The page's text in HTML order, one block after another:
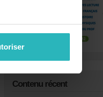
Contenu récent